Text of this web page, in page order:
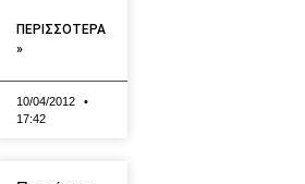
ΠΕΡΙΣΣΟΤΕΡΑ
»
10/04/2012
17:42